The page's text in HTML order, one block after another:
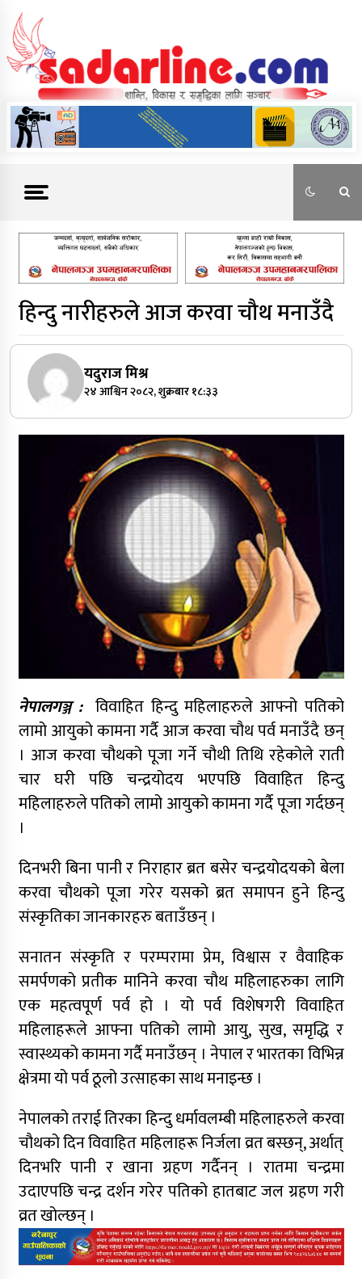
content
News For Nepal
हिन्दु नारीहरुले आज करवा चौथ मनाउँदै
यदुराज मिश्र
२४ आश्विन २०८२, शुक्रबार १८:३३
नेपालगञ्ज :विवाहित हिन्दु महिलाहरुले आफ्नो पतिको
लामो आयुको कामना गर्दै आज करवा चौथ पर्व मनाउँदै छन्
। आज करवा चौथको पूजा गर्ने चौथी तिथि रहेकोले राती
चार घरी पछि चन्द्रयोदय भएपछि विवाहित हिन्दु
महिलाहरुले पतिको लामो आयुको कामना गर्दै पूजा गर्दछन्
।
दिनभरी बिना पानी र निराहार ब्रत बसेर चन्द्रयोदयको बेला
करवा चौथको पूजा गरेर यसको ब्रत समापन हुने हिन्दु
संस्कृतिका जानकारहरु बताउँछन् ।
सनातन संस्कृति र परम्परामा प्रेम, विश्वास र वैवाहिक
समर्पणको प्रतीक मानिने करवा चौथ महिलाहरुका लागि
एक महत्वपूर्ण पर्व हो । यो पर्व विशेषगरी विवाहित
महिलाहरूले आफ्ना पतिको लामो आयु, सुख, समृद्धि र
स्वास्थ्यको कामना गर्दै मनाउँछन् । नेपाल र भारतका विभिन्न
क्षेत्रमा यो पर्व ठूलो उत्साहका साथ मनाइन्छ ।
नेपालको तराई तिरका हिन्दु धर्मावलम्बी महिलाहरुले करवा
चौथको दिन विवाहित महिलाहरू निर्जला व्रत बस्छन्, अर्थात्
दिनभरि पानी र खाना ग्रहण गर्दैनन् । रातमा चन्द्रमा
उदाएपछि चन्द्र दर्शन गरेर पतिको हातबाट जल ग्रहण गरी
व्रत खोल्छन् ।